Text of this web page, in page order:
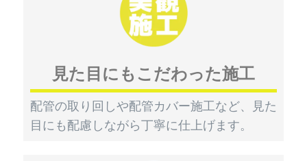
見た目にもこだわった施工
配管の取り回しや配管カバー施工など、見た
目にも配慮しながら丁寧に仕上げます。